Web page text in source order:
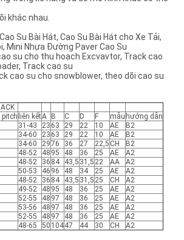
khác nhau.
Su Bài Hát, Cao Su Bài Hát cho Xe Tải,
Mini Nhựa Đường Paver Cao Su
su cho thu hoạch Excvavtor, Track cao
Track cao su
cao su cho snowblower, theo dõi cao su
liên kếtA B C D F mẫu hướng dẫn
31-43 23 63 29 22 10 AE
B2
34-60 23 63 29 22 10 AE
B2
34-60 2976 36 27 22,5 CH
B2
48-52 48 95 48 36 25 AE
A2
48-52 36 84 43,5 31,5 22 AA
A2
50-53 46 96 48 34 25 AE
A2
48-52 36 84 43,5 31,5 25 CH
A2
49-52 48 95 48 36 25 AE
A2
52-55 48 97 48 36 25 AE
A2
53-56 48 97 48 36 25 AE
A2
52-55 48 97 48 36 25 AE
A2
48-65 50 10447 44 30 CH A2